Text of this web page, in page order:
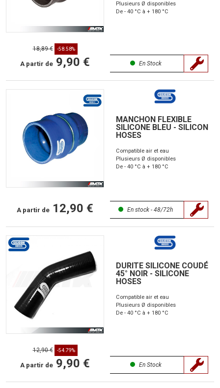
Plusieurs Ø disponibles
De - 40 °C à + 180 °C
18,89 € -58.58%
A partir de 9,90 € En Stock
MANCHON FLEXIBLE
SILICONE BLEU - SILICON
HOSES
Compatible air et eau
Plusieurs Ø disponibles
De - 40 °C à + 180 °C
A partir de 12,90 € En stock - 48/72h
DURITE SILICONE COUDÉ
45° NOIR - SILICONE
HOSES
Compatible air et eau
Plusieurs Ø disponibles
De - 40 °C à + 180 °C
12,90 € -54.79%
A partir de 9,90 € En Stock